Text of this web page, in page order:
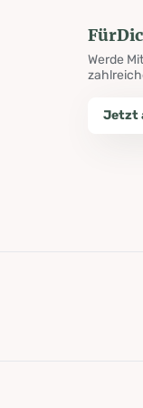
Werde
Jetzt